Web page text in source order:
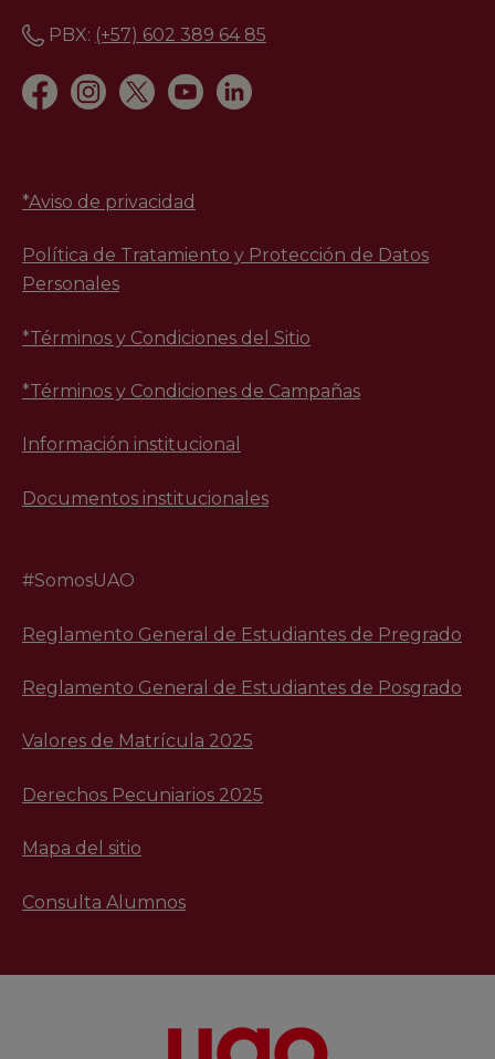
PBX: (+57) 602 389 64 85
*Aviso de privacidad
Política de Tratamiento y Protección de Datos
Personales
*Términos y Condiciones del Sitio
*Términos y Condiciones de Campañas
Información institucional
Documentos institucionales
#SomosUAO
Reglamento General de Estudiantes de Pregrado
Reglamento General de Estudiantes de Posgrado
Valores de Matrícula 2025
Derechos Pecuniarios 2025
Mapa del sitio
Consulta Alumnos